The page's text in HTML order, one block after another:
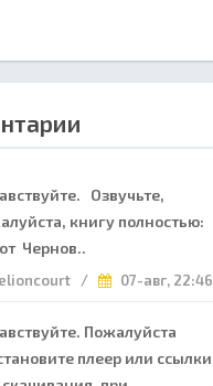
Озвучьте,
книгу полностью:
Чернов..
/ 07-авг, 22:46
Пожалуйста
плеер или ссылки